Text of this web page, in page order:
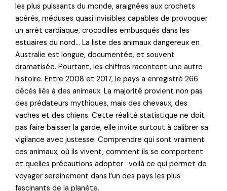
les plus puissants du monde, araignées aux crochets
acérés, méduses quasi invisibles capables de provoquer
un arrêt cardiaque, crocodiles embusqués dans les
estuaires du nord… La liste des animaux dangereux en
Australie est longue, documentée, et souvent
dramatisée. Pourtant, les chiffres racontent une autre
histoire. Entre 2008 et 2017, le pays a enregistré 266
décès liés à des animaux. La majorité provient non pas
des prédateurs mythiques, mais des chevaux, des
vaches et des chiens. Cette réalité statistique ne doit
pas faire baisser la garde, elle invite surtout à calibrer sa
vigilance avec justesse. Comprendre qui sont vraiment
ces animaux, où ils vivent, comment ils se comportent
et quelles précautions adopter : voilà ce qui permet de
voyager sereinement dans l’un des pays les plus
fascinants de la planète.